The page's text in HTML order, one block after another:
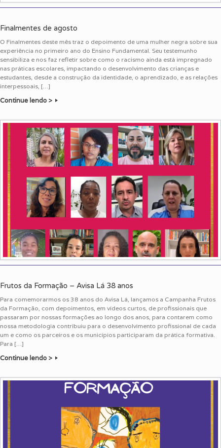
Finalmentes de agosto
O Finalmentes deste mês traz o depoimento de uma mulher negra sobre sua
experiência no primeiro ano do Ensino Fundamental. Seu testemunho
sensibiliza e nos faz refletir sobre como o racismo ainda está impregnado
nas práticas escolares, impactando o desenvolvimento das crianças e
estudantes, desde a construção da identidade, o aprendizado, e as relações
interpessoais, […]
Continue lendo >
Frutos da Formação – Avisa Lá 38 anos
Para comemorarmos os 38 anos do Avisa Lá, lançamos a Campanha Frutos
da Formação, com depoimentos, em vídeos curtos, de profissionais que
passaram por nossas formações ao longo dos anos, para contarem como
nossa metodologia contribuiu para o desenvolvimento profissional de cada
um e como os parceiros e os municípios participaram da prática formativa.
Para […]
Continue lendo >